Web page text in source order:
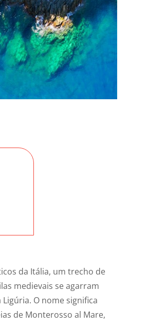
da Itália, um trecho de
medievais se agarram
O nome significa
de Monterosso al Mare,